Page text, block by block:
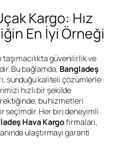
Kargo: Hız
En İyi Örneği
güvenilirlik ve
Bu bağlamda, Bangladeş
sunduğu kaliteli çözümlerle
hızlı bir şekilde
bu hizmetleri
seçimdir. Her biri deneyimli
Hava Kargofirmaları,
ulaştırmayı garanti